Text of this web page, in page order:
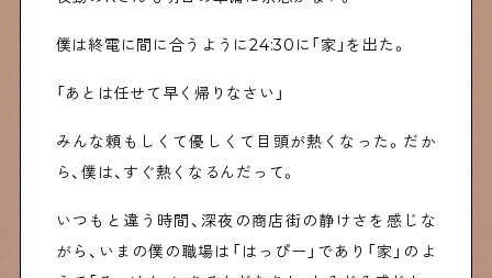
僕は終電に間に合うように24:30に「家」を出た。
「あとは任せて早く帰りなさい」
みんな頼もしくて優しくて目頭が熱くなった。だか
ら、僕は、すぐ熱くなるんだって。
いつもと違う時間、深夜の商店街の静けさを感じな
がら、いまの僕の職場は「はっぴー」であり「家」のよ